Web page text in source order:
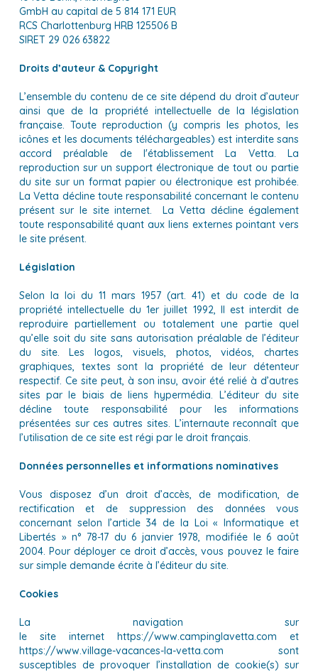
GmbH au capital de 5 814 171 EUR
RCS Charlottenburg HRB 125506 B
SIRET 29 026 63822
Droits d’auteur & Copyright
L’ensemble du contenu de ce site dépend du droit d’auteur
ainsi que de la propriété intellectuelle de la législation
française. Toute reproduction (y compris les photos, les
icônes et les documents téléchargeables) est interdite sans
accord préalable de l'établissement La Vetta. La
reproduction sur un support électronique de tout ou partie
du site sur un format papier ou électronique est prohibée.
La Vetta décline toute responsabilité concernant le contenu
présent sur le site internet. La Vetta décline également
toute responsabilité quant aux liens externes pointant vers
le site présent.
Législation
Selon la loi du 11 mars 1957 (art. 41) et du code de la
propriété intellectuelle du 1er juillet 1992, Il est interdit de
reproduire partiellement ou totalement une partie quel
qu’elle soit du site sans autorisation préalable de l’éditeur
du site. Les logos, visuels, photos, vidéos, chartes
graphiques, textes sont la propriété de leur détenteur
respectif. Ce site peut, à son insu, avoir été relié à d’autres
sites par le biais de liens hypermédia. L’éditeur du site
décline toute responsabilité pour les informations
présentées sur ces autres sites. L’internaute reconnaît que
l’utilisation de ce site est régi par le droit français.
Données personnelles et informations nominatives
Vous disposez d’un droit d’accès, de modification, de
rectification et de suppression des données vous
concernant selon l’article 34 de la Loi « Informatique et
Libertés » n° 78-17 du 6 janvier 1978, modifiée le 6 août
2004. Pour déployer ce droit d’accès, vous pouvez le faire
sur simple demande écrite à l’éditeur du site.
Cookies
La navigation sur
le site internet https://www.campinglavetta.com et
https://www.village-vacances-la-vetta.com sont
susceptibles de provoquer l’installation de cookie(s) sur